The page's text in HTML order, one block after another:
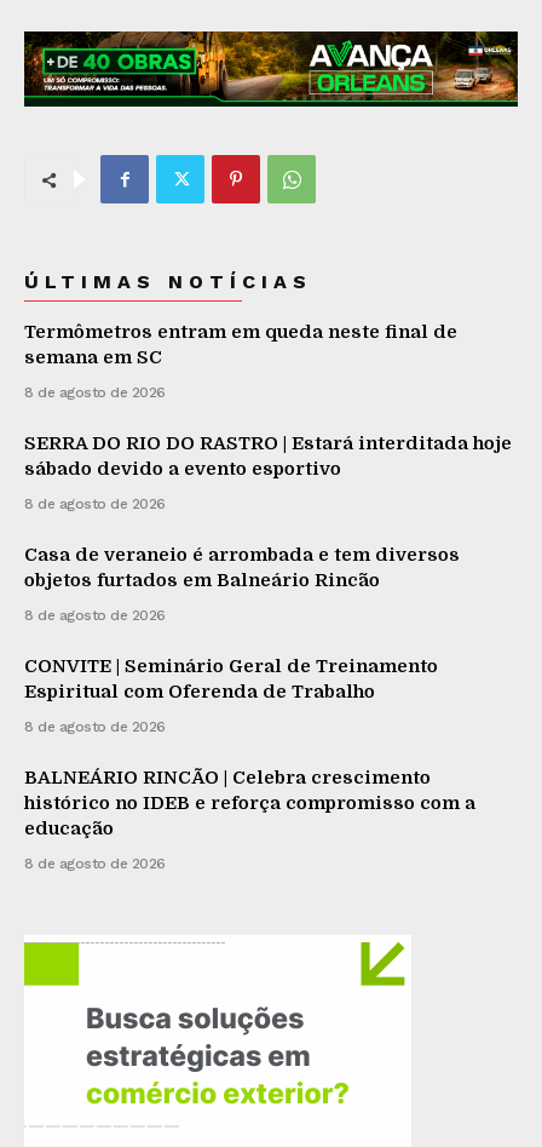
ÚLTIMAS NOTÍCIAS
Termômetros entram em queda neste final de
semana em SC
8 de agosto de 2026
SERRA DO RIO DO RASTRO | Estará interditada hoje
sábado devido a evento esportivo
8 de agosto de 2026
Casa de veraneio é arrombada e tem diversos
objetos furtados em Balneário Rincão
8 de agosto de 2026
CONVITE | Seminário Geral de Treinamento
Espiritual com Oferenda de Trabalho
8 de agosto de 2026
BALNEÁRIO RINCÃO | Celebra crescimento
histórico no IDEB e reforça compromisso com a
educação
8 de agosto de 2026